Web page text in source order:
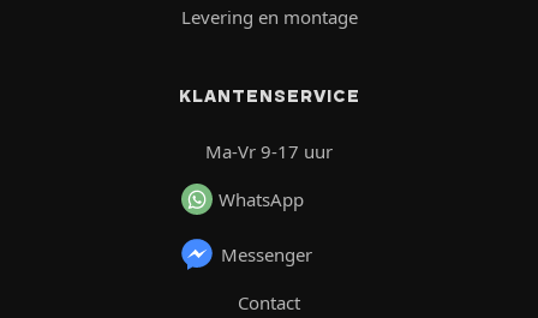
Levering en montage
KLANTENSERVICE
Ma-Vr 9-17 uur
WhatsApp
Messenger
Contact